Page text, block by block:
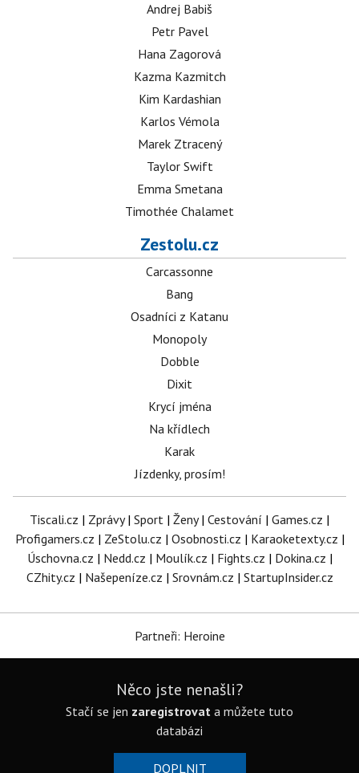
Andrej Babiš
Petr Pavel
Hana Zagorová
Kazma Kazmitch
Kim Kardashian
Karlos Vémola
Marek Ztracený
Taylor Swift
Emma Smetana
Timothée Chalamet
Zestolu.cz
Carcassonne
Bang
Osadníci z Katanu
Monopoly
Dobble
Dixit
Krycí jména
Na křídlech
Karak
Jízdenky, prosím!
Tiscali.cz | Zprávy| Sport | Ženy| Cestování | Games.cz |
Profigamers.cz | ZeStolu.cz | Osobnosti.cz | Karaoketexty.cz |
Úschovna.cz | Nedd.cz | Moulík.cz | Fights.cz | Dokina.cz |
CZhity.cz | Našepeníze.cz | Srovnám.cz | StartupInsider.cz
Partneři: Heroine
Něco jste nenašli?
Stačí se jen zaregistrovat a můžete tuto
databázi
DOPLNIT